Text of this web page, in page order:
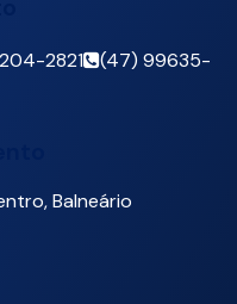
2821
(47) 99635-
,Balneário